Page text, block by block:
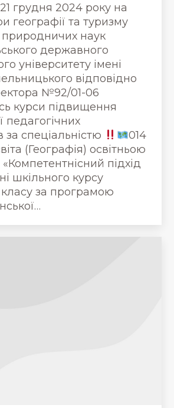
грудня 2024 року на
географії та туризму
природничих наук
державного
університету імені
відповідно
№92/01-06
курси підвищення
педагогічних
за спеціальністю
014
(Географія) освітньою
підхід
шкільного курсу
класу за програмою